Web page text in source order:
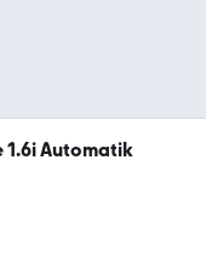
1.6i Automatik